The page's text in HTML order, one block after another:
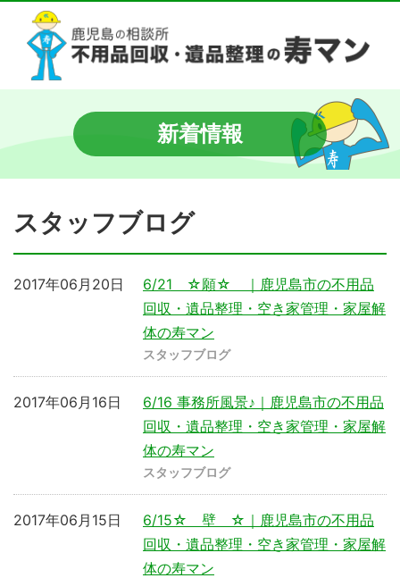
新着情報
スタッフブログ
6/21 ☆願☆ ｜鹿児島市の不用品
回収・遺品整理・空き家管理・家屋解
体の寿マン
2017年06月20日
スタッフブログ
6/16 事務所風景♪｜鹿児島市の不用品
回収・遺品整理・空き家管理・家屋解
体の寿マン
2017年06月16日
スタッフブログ
6/15☆ 壁 ☆｜鹿児島市の不用品
回収・遺品整理・空き家管理・家屋解
体の寿マン
2017年06月15日